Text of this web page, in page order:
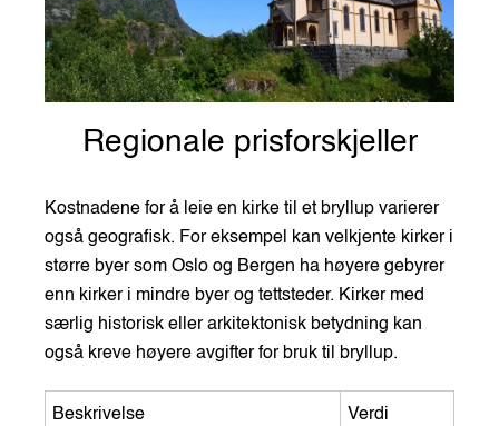
Regionale prisforskjeller
Kostnadene for å leie en kirke til et bryllup varierer
også geografisk. For eksempel kan velkjente kirker i
større byer som Oslo og Bergen ha høyere gebyrer
enn kirker i mindre byer og tettsteder. Kirker med
særlig historisk eller arkitektonisk betydning kan
også kreve høyere avgifter for bruk til bryllup.
Beskrivelse Verdi